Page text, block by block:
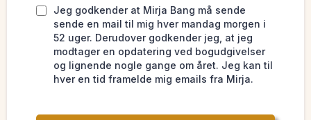
Jeg godkender at Mirja Bang må sende
sende en mail til mig hver mandag morgen i
52 uger. Derudover godkender jeg, at jeg
modtager en opdatering ved bogudgivelser
og lignende nogle gange om året. Jeg kan til
hver en tid framelde mig emails fra Mirja.